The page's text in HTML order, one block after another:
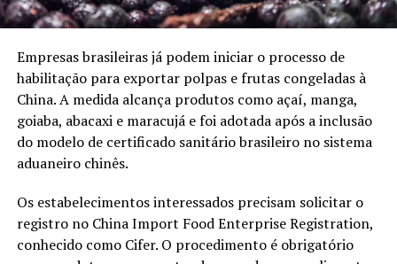
declarou.
O acesso ao crédito continua entre as principais
dificuldades enfrentadas pelos pequenos negócios. Nos
últimos dois anos, o Fundo de Aval às Micro e Pequenas
Empresas, o Fampe, participou de operações que
movimentaram mais de R$ 16 bilhões.
empreendedores que não possuem patrimônio
suficiente para contratar empréstimos. O modelo
também inclui orientação e acompanhamento das
Empresas brasileiras já podem iniciar o processo de
habilitação para exportar polpas e frutas congeladas à
China. A medida alcança produtos como açaí, manga,
goiaba, abacaxi e maracujá e foi adotada após a inclusão
do modelo de certificado sanitário brasileiro no sistema
aduaneiro chinês.
Os estabelecimentos interessados precisam solicitar o
registro no China Import Food Enterprise Registration,
conhecido como Cifer. O procedimento é obrigatório